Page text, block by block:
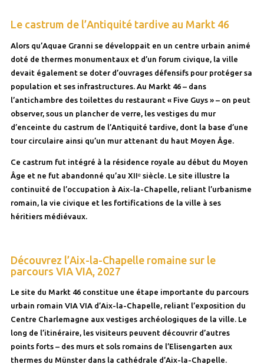
Le castrum de l’Antiquité tardive au Markt 46
Alors qu’Aquae Granni se développait en un centre urbain animé
doté de thermes monumentaux et d’un forum civique, la ville
devait également se doter d’ouvrages défensifs pour protéger sa
population et ses infrastructures. Au Markt 46 – dans
l’antichambre des toilettes du restaurant « Five Guys » – on peut
observer, sous un plancher de verre, les vestiges du mur
d’enceinte du castrum de l’Antiquité tardive, dont la base d’une
tour circulaire ainsi qu’un mur attenant du haut Moyen Âge.
Ce castrum fut intégré à la résidence royale au début du Moyen
Âge et ne fut abandonné qu’au XIIᵉ siècle. Le site illustre la
continuité de l’occupation à Aix-la-Chapelle, reliant l’urbanisme
romain, la vie civique et les fortifications de la ville à ses
héritiers médiévaux.
Découvrez l’Aix-la-Chapelle romaine sur le
parcours VIA VIA, 2027
Le site du Markt 46 constitue une étape importante du parcours
urbain romain VIA VIA d’Aix-la-Chapelle, reliant l’exposition du
Centre Charlemagne aux vestiges archéologiques de la ville. Le
long de l’itinéraire, les visiteurs peuvent découvrir d’autres
points forts – des murs et sols romains de l’Elisengarten aux
thermes du Münster dans la cathédrale d’Aix-la-Chapelle.